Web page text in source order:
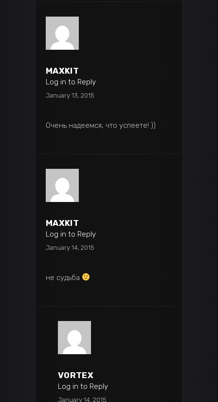
MAXKIT
Log in to Reply
January 13, 2015
Очень надеемся, что успеете! ))
MAXKIT
Log in to Reply
January 14, 2015
не судьба
VORTEX
Log in to Reply
January 14, 2015